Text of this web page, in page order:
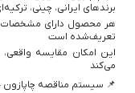
برندهای ایرانی، چینی،
هر محصول دارای مشخصات
تعریف‌شده است
این امکان مقایسه
می‌کند
📌 سیستم مناقصه چاپازون